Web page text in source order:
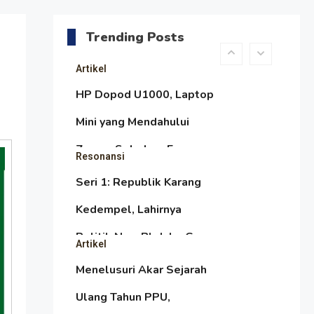
Trending Posts
Atas Speedboat-nya, Kini
Ia Menjadi Nakhoda PPU
Artikel
HP Dopod U1000, Laptop
Mini yang Mendahului
Zaman Sebelum Era
iPhone dan Smartphone
Resonansi
Seri 1: Republik Karang
Kedempel, Lahirnya
Politik Non-Blok ke Go-
Blok!
Artikel
Menelusuri Akar Sejarah
Ulang Tahun PPU,